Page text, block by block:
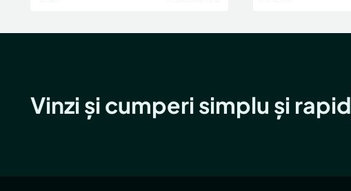
Vinzi și cumperi simplu și rapid